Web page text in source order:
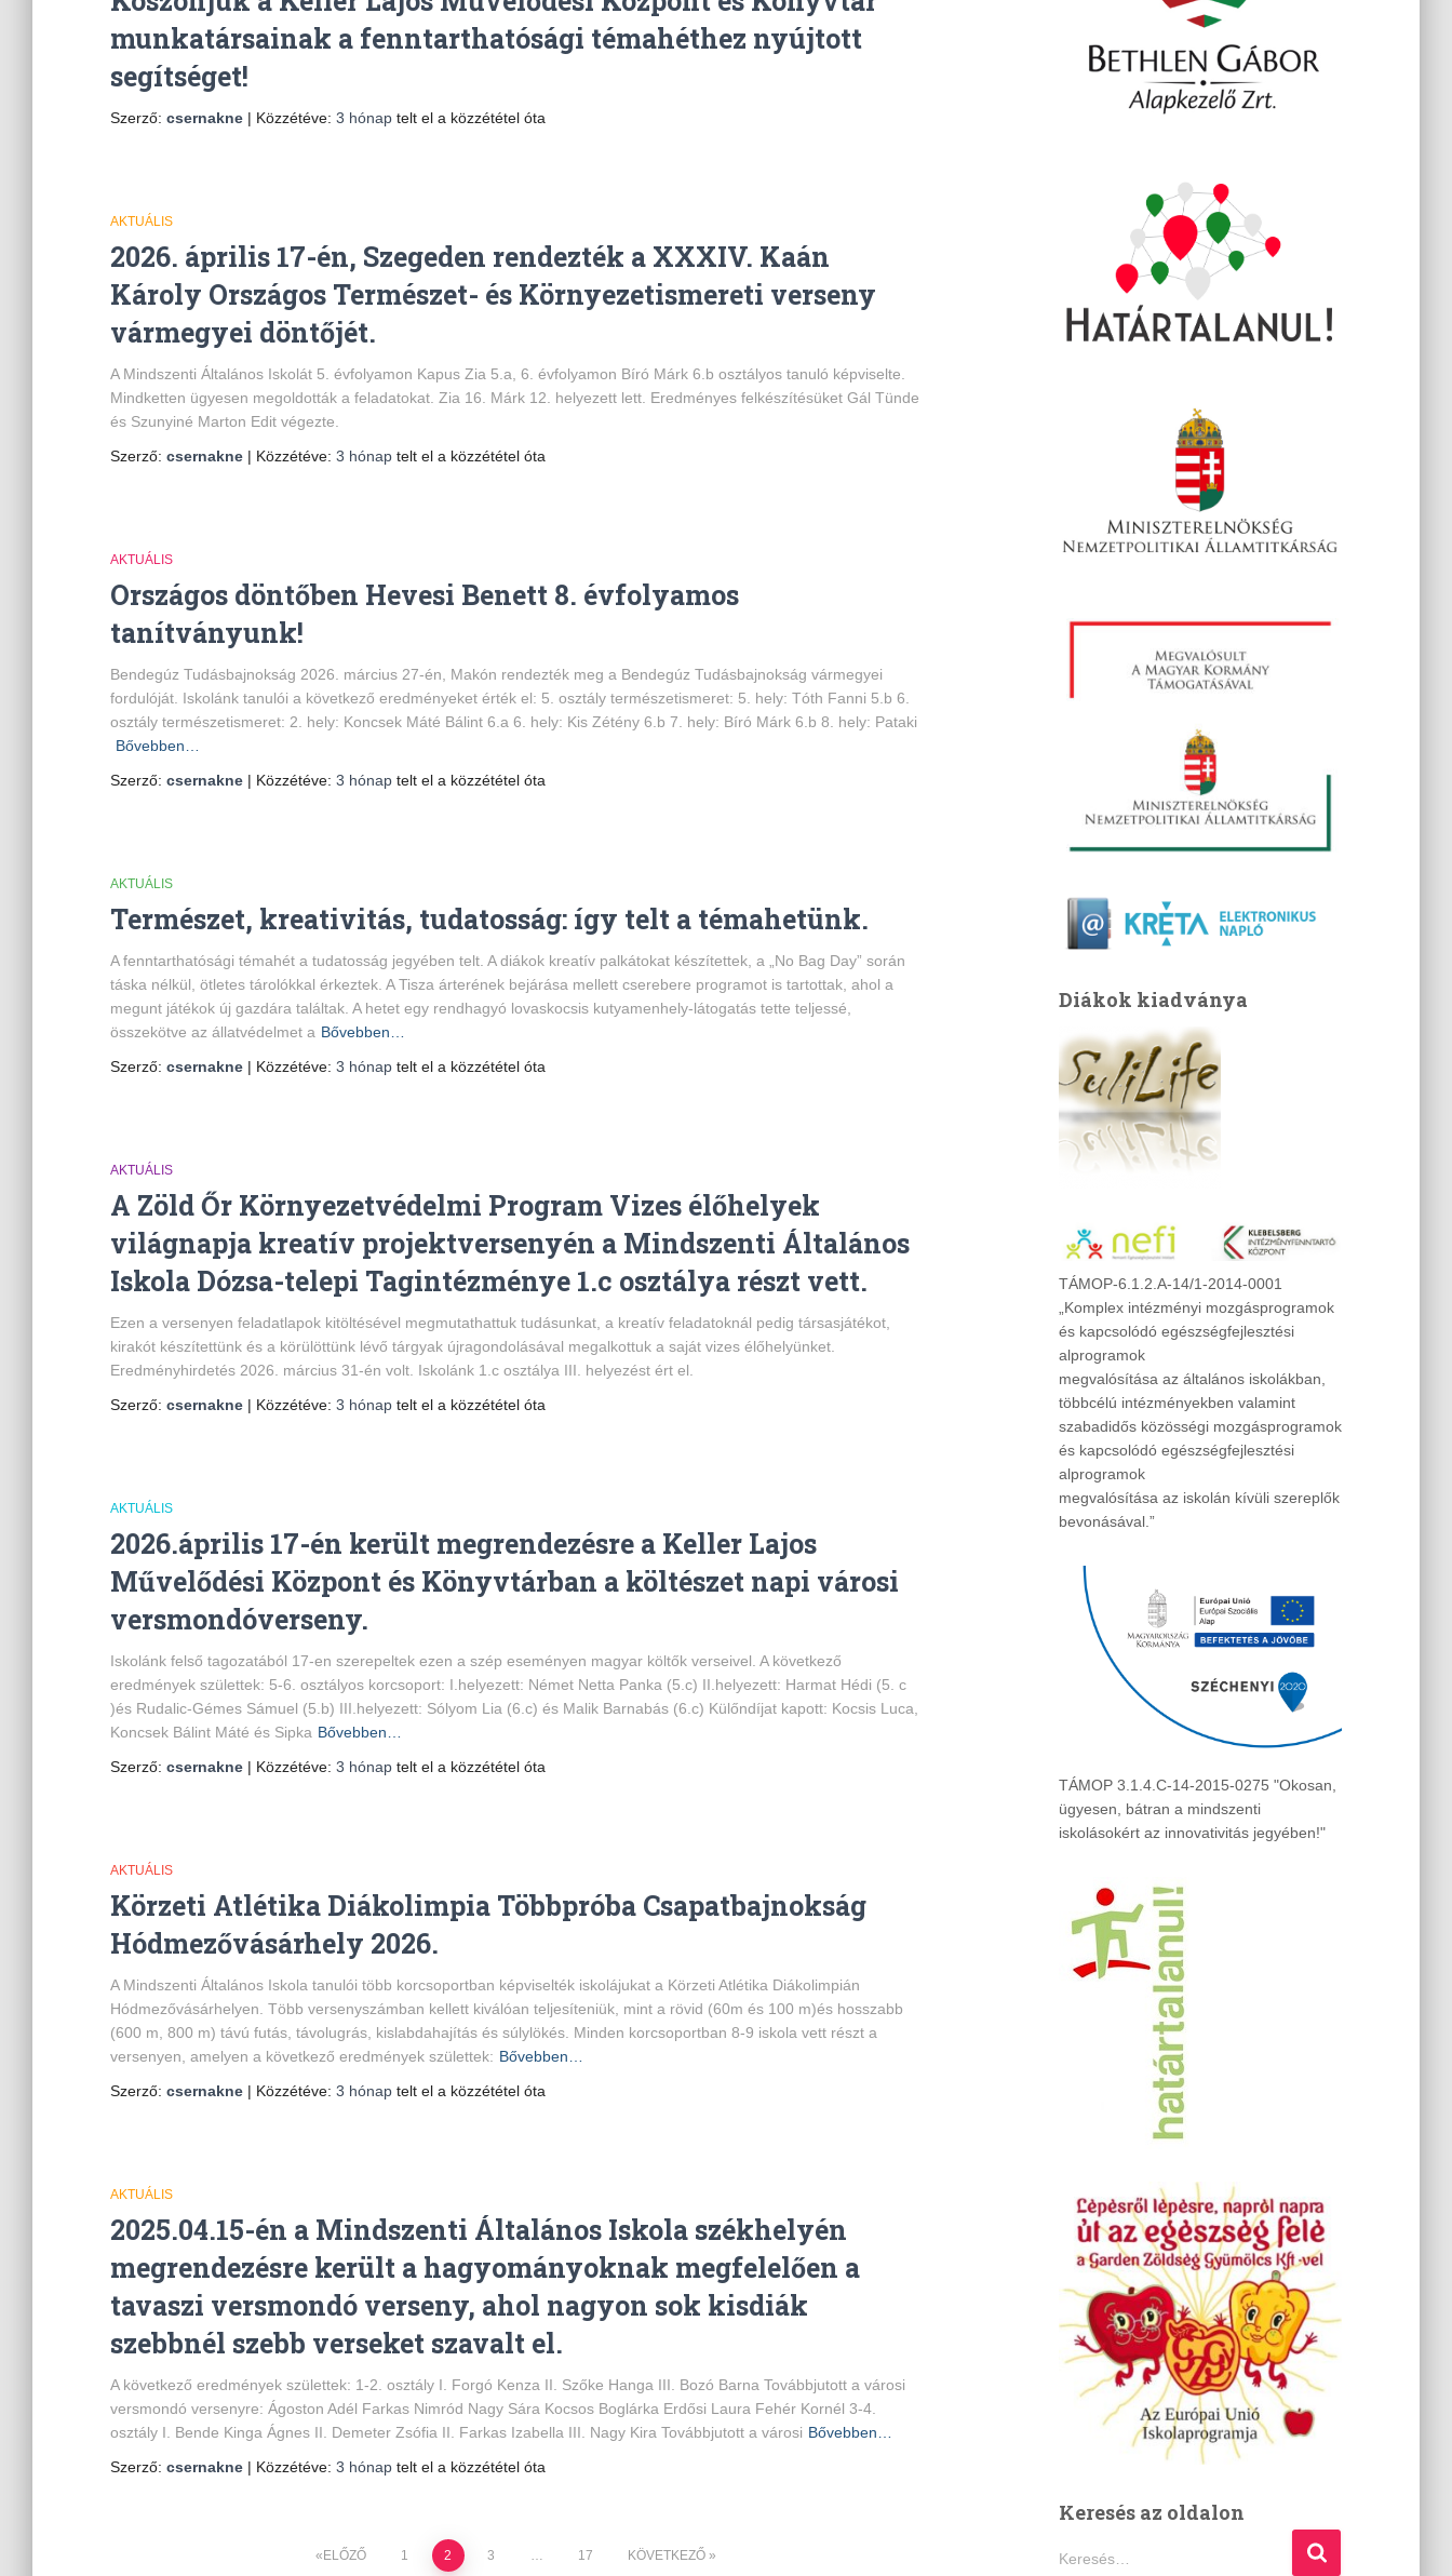
munkatársainak a fenntarthatósági témahéthez nyújtott
segítséget!
Szerző: csernakne | Közzétéve: 3 hónap telt el a közzététel óta
AKTUÁLIS
2026. április 17-én, Szegeden rendezték a XXXIV. Kaán
Károly Országos Természet- és Környezetismereti verseny
vármegyei döntőjét.
A Mindszenti Általános Iskolát 5. évfolyamon Kapus Zia 5.a, 6. évfolyamon Bíró Márk 6.b osztályos tanuló képviselte.
Mindketten ügyesen megoldották a feladatokat. Zia 16. Márk 12. helyezett lett. Eredményes felkészítésüket Gál Tünde
és Szunyiné Marton Edit végezte.
Szerző: csernakne | Közzétéve: 3 hónap telt el a közzététel óta
AKTUÁLIS
Országos döntőben Hevesi Benett 8. évfolyamos
tanítványunk!
Bendegúz Tudásbajnokság 2026. március 27-én, Makón rendezték meg a Bendegúz Tudásbajnokság vármegyei
fordulóját. Iskolánk tanulói a következő eredményeket érték el: 5. osztály természetismeret: 5. hely: Tóth Fanni 5.b 6.
osztály természetismeret: 2. hely: Koncsek Máté Bálint 6.a 6. hely: Kis Zétény 6.b 7. hely: Bíró Márk 6.b 8. hely: Pataki
Bővebben…
Szerző: csernakne | Közzétéve: 3 hónap telt el a közzététel óta
AKTUÁLIS
Természet, kreativitás, tudatosság: így telt a témahetünk.
A fenntarthatósági témahét a tudatosság jegyében telt. A diákok kreatív palkátokat készítettek, a „No Bag Day” során
táska nélkül, ötletes tárolókkal érkeztek. A Tisza árterének bejárása mellett cserebere programot is tartottak, ahol a
megunt játékok új gazdára találtak. A hetet egy rendhagyó lovaskocsis kutyamenhely-látogatás tette teljessé,
összekötve az állatvédelmet a Bővebben…
Szerző: csernakne | Közzétéve: 3 hónap telt el a közzététel óta
AKTUÁLIS
A Zöld Őr Környezetvédelmi Program Vizes élőhelyek
világnapja kreatív projektversenyén a Mindszenti Általános
Iskola Dózsa-telepi Tagintézménye 1.c osztálya részt vett.
Ezen a versenyen feladatlapok kitöltésével megmutathattuk tudásunkat, a kreatív feladatoknál pedig társasjátékot,
kirakót készítettünk és a körülöttünk lévő tárgyak újragondolásával megalkottuk a saját vizes élőhelyünket.
Eredményhirdetés 2026. március 31-én volt. Iskolánk 1.c osztálya III. helyezést ért el.
Szerző: csernakne | Közzétéve: 3 hónap telt el a közzététel óta
AKTUÁLIS
2026.április 17-én került megrendezésre a Keller Lajos
Művelődési Központ és Könyvtárban a költészet napi városi
versmondóverseny.
Iskolánk felső tagozatából 17-en szerepeltek ezen a szép eseményen magyar költők verseivel. A következő
eredmények születtek: 5-6. osztályos korcsoport: I.helyezett: Német Netta Panka (5.c) II.helyezett: Harmat Hédi (5. c
)és Rudalic-Gémes Sámuel (5.b) III.helyezett: Sólyom Lia (6.c) és Malik Barnabás (6.c) Külőndíjat kapott: Kocsis Luca,
Koncsek Bálint Máté és Sipka Bővebben…
Szerző: csernakne | Közzétéve: 3 hónap telt el a közzététel óta
AKTUÁLIS
Körzeti Atlétika Diákolimpia Többpróba Csapatbajnokság
Hódmezővásárhely 2026.
A Mindszenti Általános Iskola tanulói több korcsoportban képviselték iskolájukat a Körzeti Atlétika Diákolimpián
Hódmezővásárhelyen. Több versenyszámban kellett kiválóan teljesíteniük, mint a rövid (60m és 100 m)és hosszabb
(600 m, 800 m) távú futás, távolugrás, kislabdahajítás és súlylökés. Minden korcsoportban 8-9 iskola vett részt a
versenyen, amelyen a következő eredmények születtek: Bővebben…
Szerző: csernakne | Közzétéve: 3 hónap telt el a közzététel óta
AKTUÁLIS
2025.04.15-én a Mindszenti Általános Iskola székhelyén
megrendezésre került a hagyományoknak megfelelően a
tavaszi versmondó verseny, ahol nagyon sok kisdiák
szebbnél szebb verseket szavalt el.
A következő eredmények születtek: 1-2. osztály I. Forgó Kenza II. Szőke Hanga III. Bozó Barna Továbbjutott a városi
versmondó versenyre: Ágoston Adél Farkas Nimród Nagy Sára Kocsos Boglárka Erdősi Laura Fehér Kornél 3-4.
osztály I. Bende Kinga Ágnes II. Demeter Zsófia II. Farkas Izabella III. Nagy Kira Továbbjutott a városi Bővebben…
Szerző: csernakne | Közzétéve: 3 hónap telt el a közzététel óta
ELŐZŐ 1 2 3 … 17 KÖVETKEZŐ
Diákok kiadványa
TÁMOP-6.1.2.A-14/1-2014-0001
„Komplex intézményi mozgásprogramok
és kapcsolódó egészségfejlesztési
alprogramok
megvalósítása az általános iskolákban,
többcélú intézményekben valamint
szabadidős közösségi mozgásprogramok
és kapcsolódó egészségfejlesztési
alprogramok
megvalósítása az iskolán kívüli szereplők
bevonásával.”
TÁMOP 3.1.4.C-14-2015-0275 "Okosan,
ügyesen, bátran a mindszenti
iskolásokért az innovativitás jegyében!"
Keresés az oldalon
K
Keresés…